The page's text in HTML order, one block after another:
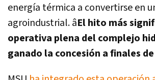
energía térmica a convertirse en
agroindustrial. âEl hito más
operativa plena del complejo
ganado la concesión a finales